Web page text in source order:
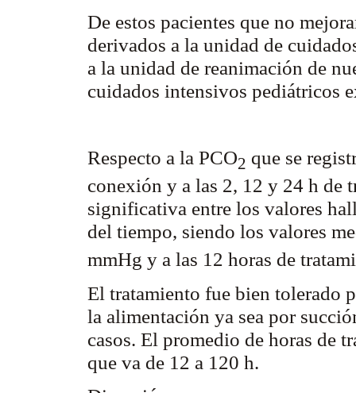
De estos pacientes que no
derivados a la unidad de
a la unidad de reanimación de
cuidados intensivos pediátricos
Respecto a la PCO2 que se
conexión y a las 2, 12 y 24 h de
significativa entre los valores
del tiempo, siendo los valores
mmHg y a las 12 horas de
El tratamiento fue bien tolerado
la alimentación ya sea por
casos. El promedio de horas de
que va de 12 a 120 h.